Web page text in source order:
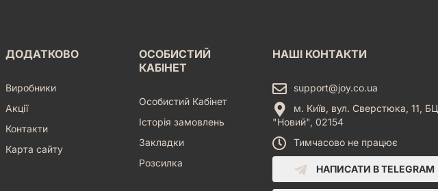
ДОДАТКОВО
Виробники
Акції
Контакти
Карта сайту
ОСОБИСТИЙ
КАБІНЕТ
Особистий Кабінет
Історія замовлень
Закладки
Розсилка
НАШІ КОНТАКТИ
support@joy.co.ua
м. Київ, вул. Сверстюка, 11, БЦ
"Новий", 02154
Тимчасово не працює
НАПИСАТИ В TELEGRAM